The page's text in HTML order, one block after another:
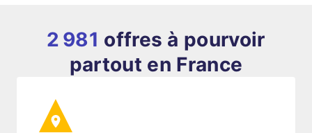
2 981 offres à pourvoir
partout en France